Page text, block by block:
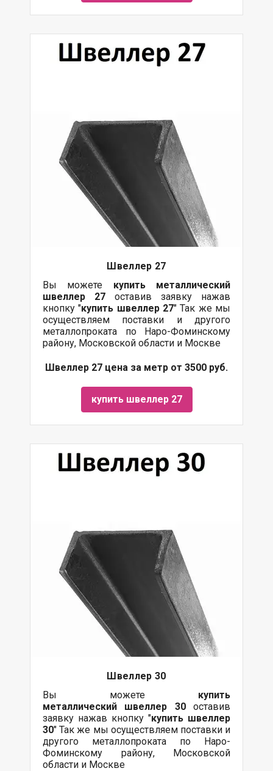
Швеллер 27
Вы можете купить металлический
швеллер 27 оставив заявку нажав
кнопку "купить швеллер 27" Так же мы
осуществляем поставки и другого
металлопроката по Наро-Фоминскому
району, Московской области и Москве
Швеллер 27 цена за метр от 3500 руб.
купить швеллер 27
Швеллер 30
Вы можете купить
металлический швеллер 30оставив
заявку нажав кнопку "купить швеллер
30" Так же мы осуществляем поставки и
другого металлопроката по Наро-
Фоминскому району, Московской
области и Москве